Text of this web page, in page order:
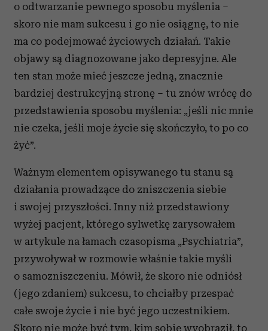
o odtwarzanie pewnego sposobu myślenia –
skoro nie mam sukcesu i go nie osiągnę, to nie
ma co podejmować życiowych działań. Takie
objawy są diagnozowane jako depresyjne. Ale
ten stan może mieć jeszcze jedną, znacznie
bardziej destrukcyjną stronę – tu znów wrócę do
przedstawienia sposobu myślenia: „jeśli nic mnie
nie czeka, jeśli moje życie się skończyło, to po co
żyć”.
Ważnym elementem opisywanego tu stanu są
działania prowadzące do zniszczenia siebie
i swojej przyszłości. Inny niż przedstawiony
wyżej pacjent, którego sylwetkę zarysowałem
w artykule na łamach czasopisma „Psychiatria”,
przywoływał w rozmowie właśnie takie myśli
o samozniszczeniu. Mówił, że skoro nie odniósł
(jego zdaniem) sukcesu, to chciałby przespać
całe swoje życie i nie być jego uczestnikiem.
Skoro nie może być tym, kim sobie wyobraził, to